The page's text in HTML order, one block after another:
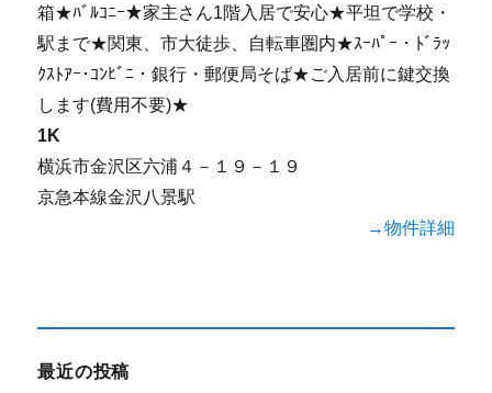
箱★ﾊﾞﾙｺﾆｰ★家主さん1階入居で安心★平坦で学校・
駅まで★関東、市大徒歩、自転車圏内★ｽｰﾊﾟｰ・ﾄﾞﾗｯ
ｸｽﾄｱｰ･ｺﾝﾋﾞﾆ・銀行・郵便局そば★ご入居前に鍵交換
します(費用不要)★
1K
横浜市金沢区六浦４－１９－１９
京急本線金沢八景駅
→物件詳細
最近の投稿